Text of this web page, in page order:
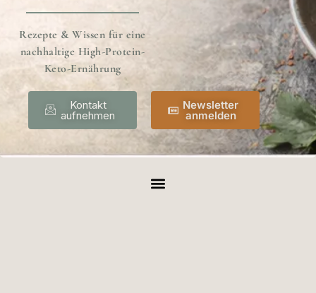
Rezepte & Wissen für eine
nachhaltige High-Protein-
Keto-Ernährung
Kontakt
aufnehmen
Newsletter
anmelden